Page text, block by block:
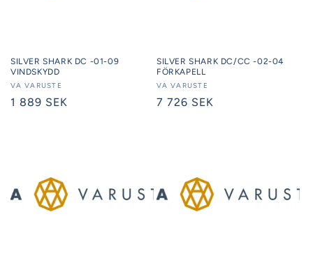
SILVER SHARK DC -01-09
VINDSKYDD
Säljare:
VA VARUSTE
Ordinarie
1 889 SEK
SILVER SHARK DC/CC -02-04
FÖRKAPELL
Säljare:
VA VARUSTE
Ordinarie
7 726 SEK